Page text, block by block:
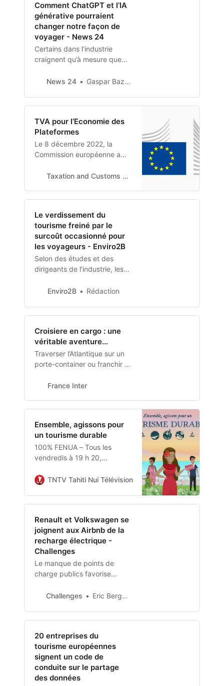
Comment ChatGPT et l’IA
générative pourraient
changer notre façon de
voyager - News 24
Certains dans l’industrie
craignent qu’à mesure que
ChatGPT s’améliorent, ils
News 24 Gaspar Bazinet
TVA pour l’Economie des
Plateformes
Le 8 décembre 2022, la
Commission européenne a
mesures visant à moderniser
introduiront des règles du jeu
plus équitables entre les
services de logements à
court terme en ligne et
traditionnels.
Taxation and Customs Union
Le verdissement du
tourisme freiné par le
surcoût occasionné pour
les voyageurs - Enviro2B
Selon des études et des
dirigeants de l’industrie, les
en particulier d’Europe, sont
réticents à supporter les
coûts supplémentaires.
Enviro2B Rédaction
Croisiere en cargo : une
véritable aventure...
Traverser l’Atlantique sur un
porte-container ou franchir le
chargé de voitures ? Hier
de certains de ces navires
pour une expérience
étonnante. Explications de
Philippe Lefebvre.
France Inter
Ensemble, agissons pour
un tourisme durable
100% FENUA – Tous les
vendredis à 19 h 20,
« Ensemble, agissons pour un
de sensibiliser la population
polynésienne aux pratiques
d’un tourisme responsable et
fédérer autour de la vision
Fāri’ira’a…
TNTV Tahiti Nui Télévision Miranda Lenoir
Renault et Volkswagen se
joignent aux Airbnb de la
recharge électrique -
Challenges
Le manque de points de
charge publics favorise
communautés autour de la
créant sa propre application
de mise en relation.
Challenges Eric Bergerolle
20 entreprises du
tourisme européennes
signent un code de
conduite sur le partage
des données